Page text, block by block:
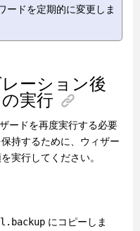
ードを定期的に変更しま
ーション後
実行
ードを再度実行する必要
持するために、ウィザー
実行してください。
にコピーしま